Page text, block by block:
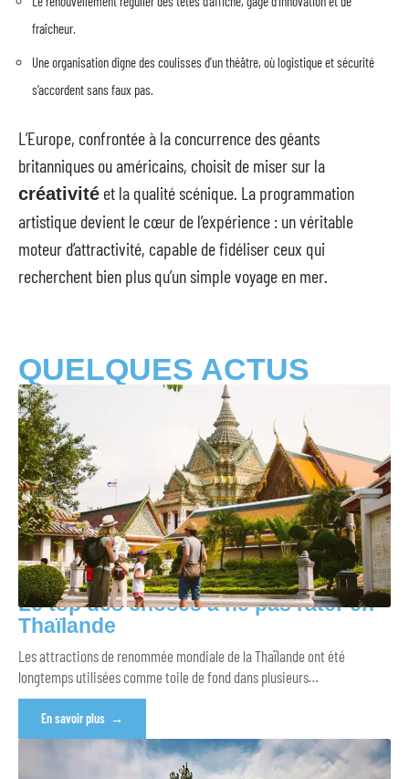
fraîcheur.
Une organisation digne des coulisses d’un théâtre, où logistique et sécurité
s’accordent sans faux pas.
L’Europe, confrontée à la concurrence des géants
britanniques ou américains, choisit de miser sur la
créativité et la qualité scénique. La programmation
artistique devient le cœur de l’expérience : un véritable
moteur d’attractivité, capable de fidéliser ceux qui
recherchent bien plus qu’un simple voyage en mer.
QUELQUES ACTUS
Le top des choses à ne pas rater en
Thaïlande
Les attractions de renommée mondiale de la Thaïlande ont été
longtemps utilisées comme toile de fond dans plusieurs…
En savoir plus